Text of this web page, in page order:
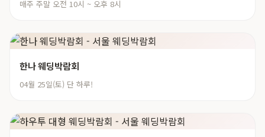
매주 주말 오전 10시 ~ 오후 8시
한나 웨딩박람회
04월 25일(토) 단 하루!